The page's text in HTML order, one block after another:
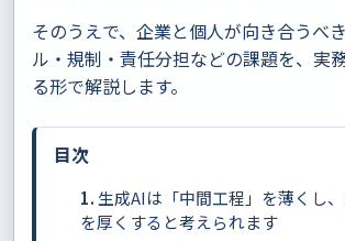
そのうえで、企業と個人が向き合うべ
ル・規制・責任分担などの課題を、実
る形で解説します。
目次
生成AIは「中間工程」を薄くし
を厚くすると考えられます